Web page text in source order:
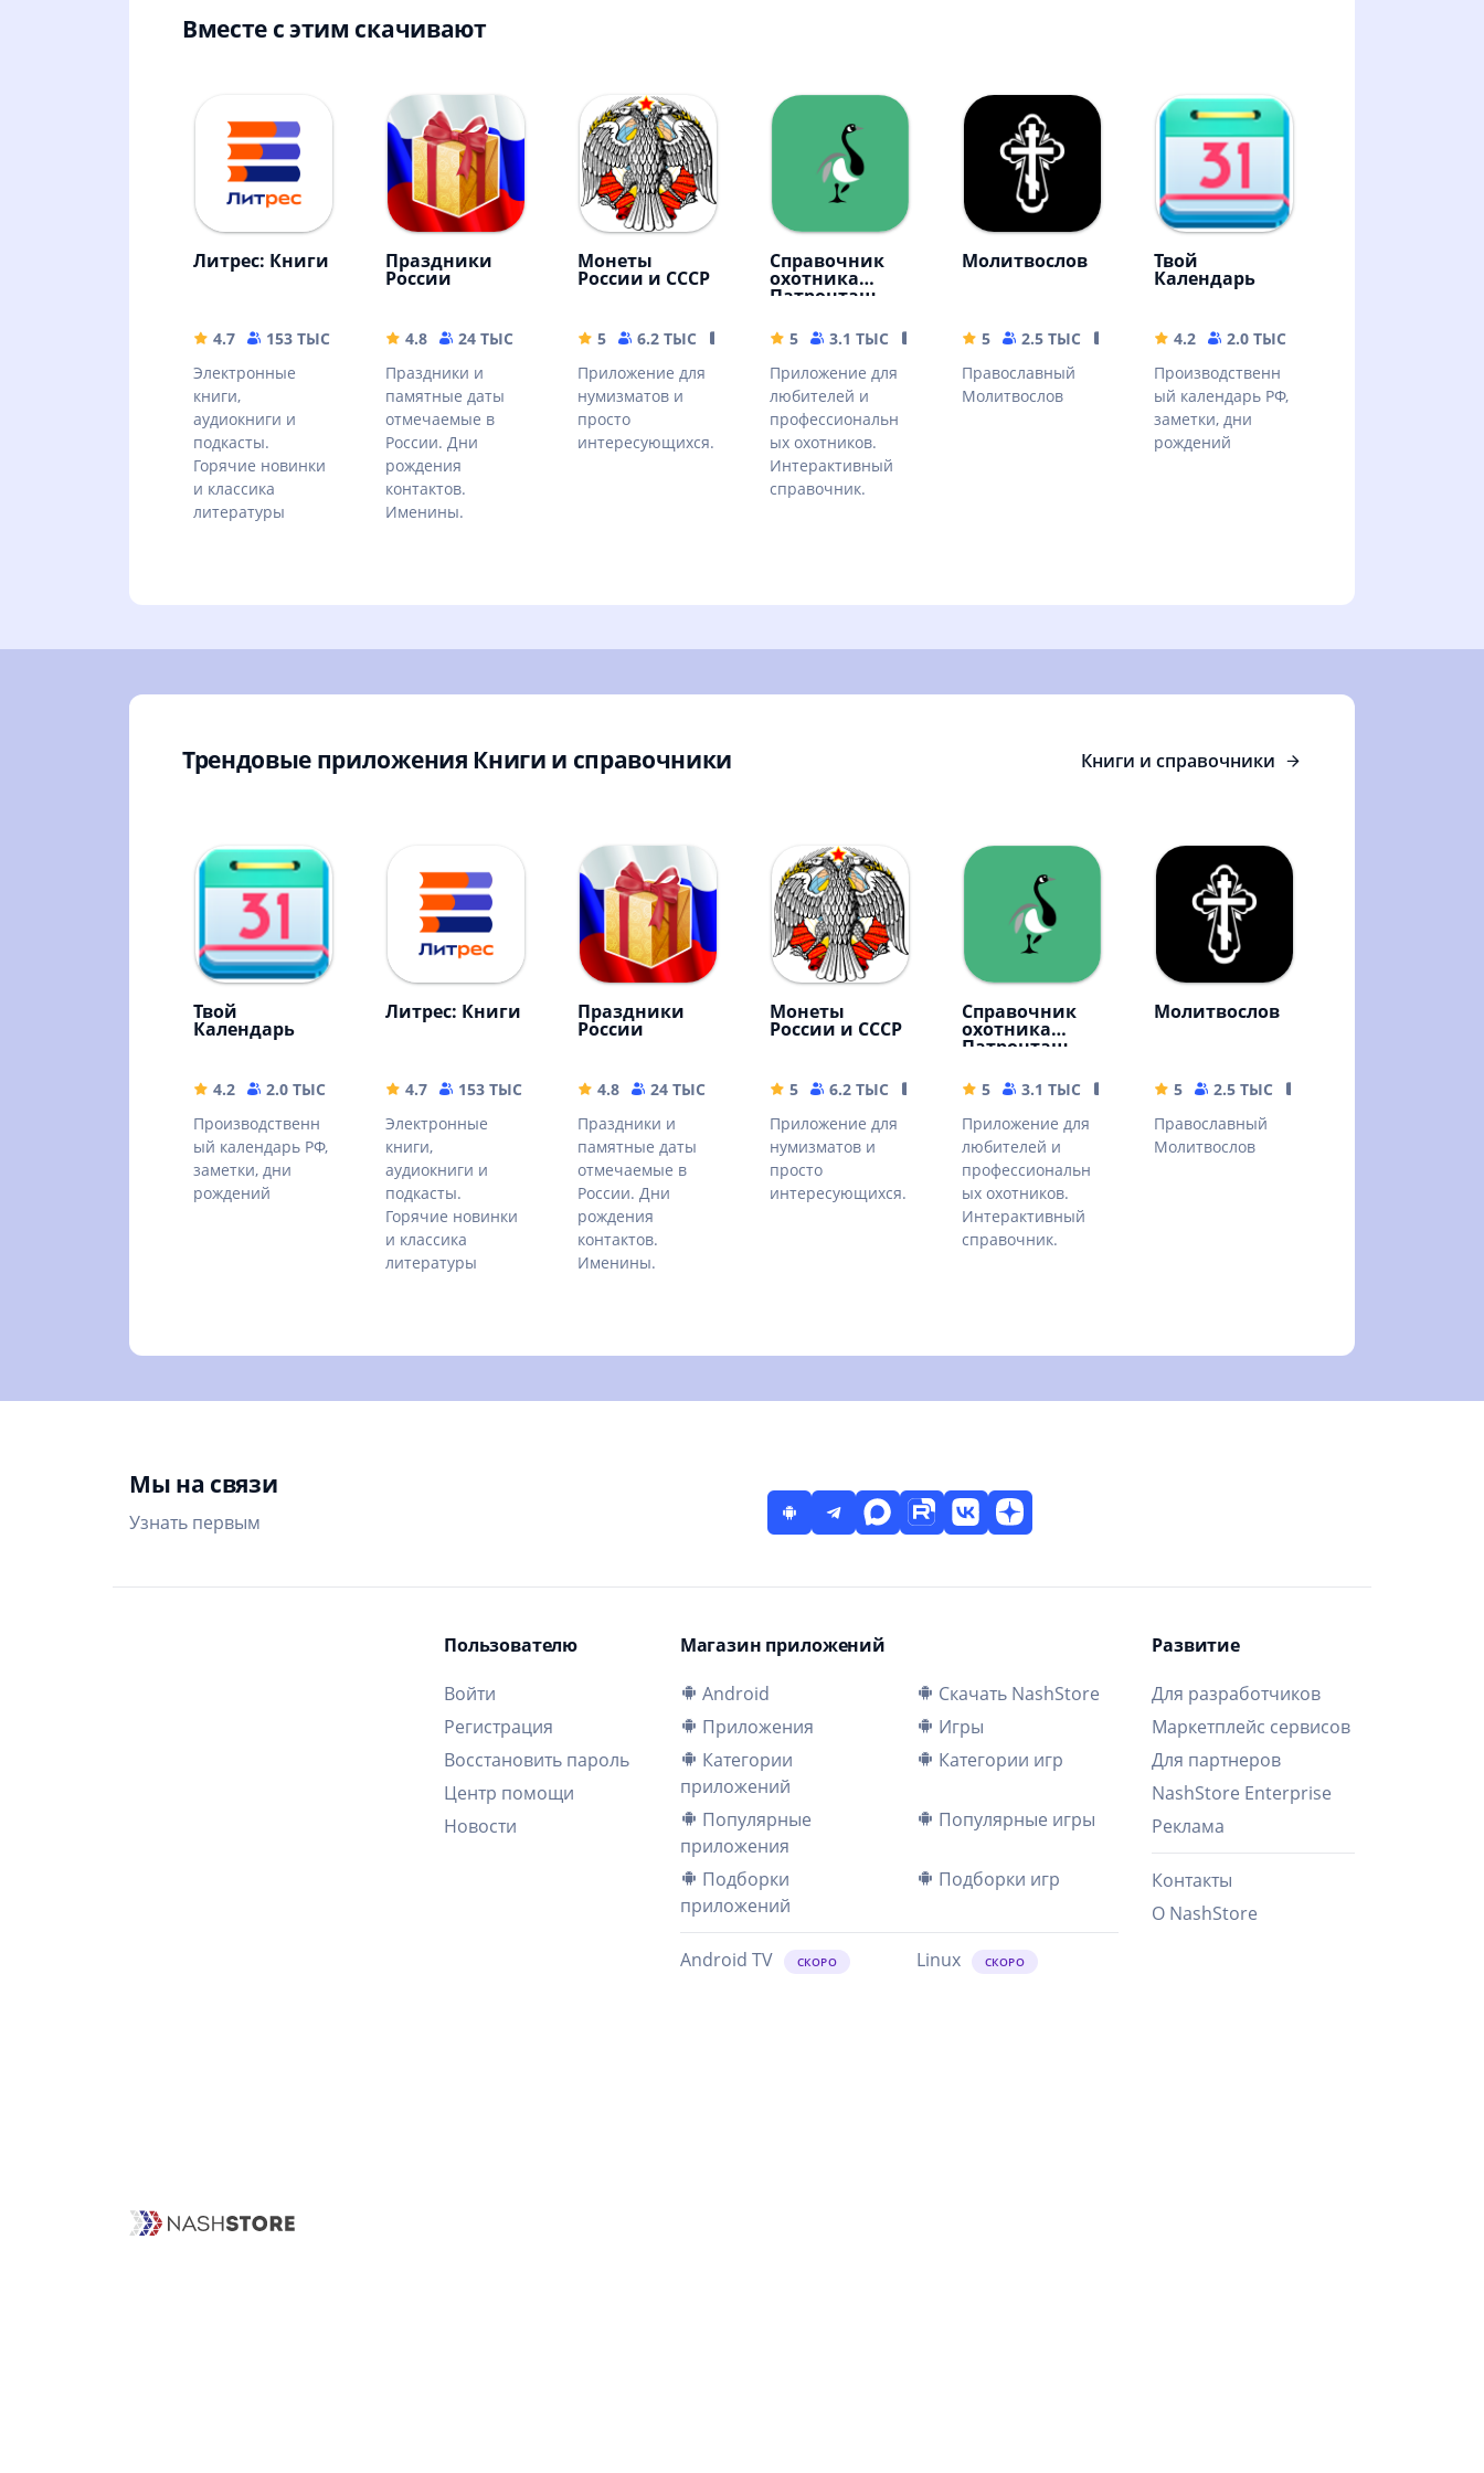
Вместе с этим скачивают
Литрес: Книги
4.7 153 ТЫС
72.02 MB
Электронные
книги,
аудиокниги и
подкасты.
Горячие новинки
и классика
литературы
Праздники
России
4.8 24 ТЫС
93.29 MB
Праздники и
памятные даты
отмечаемые в
России. Дни
рождения
контактов.
Именины.
Монеты
России и СССР
5 6.2 ТЫС
55 MB
Приложение для
нумизматов и
просто
интересующихся.
Справочник
охотника
Патронташ
5 3.1 ТЫС
59.28 MB
Приложение для
любителей и
профессиональн
ых охотников.
Интерактивный
справочник.
Молитвослов
5 2.5 ТЫС
441.95 MB
Православный
Молитвослов
Твой
Календарь
4.2 2.0 ТЫС
Производственн
ый календарь РФ,
заметки, дни
рождений
Трендовые приложения Книги и справочники Книги и справочники
Твой
Календарь
4.2 2.0 ТЫС
5.14 MB
Производственн
ый календарь РФ,
заметки, дни
рождений
Литрес: Книги
4.7 153 ТЫС
72.02 MB
Электронные
книги,
аудиокниги и
подкасты.
Горячие новинки
и классика
литературы
Праздники
России
4.8 24 ТЫС
93.29 MB
Праздники и
памятные даты
отмечаемые в
России. Дни
рождения
контактов.
Именины.
Монеты
России и СССР
5 6.2 ТЫС
55 MB
Приложение для
нумизматов и
просто
интересующихся.
Справочник
охотника
Патронташ
5 3.1 ТЫС
59.28 MB
Приложение для
любителей и
профессиональн
ых охотников.
Интерактивный
справочник.
Молитвослов
5 2.5 ТЫС
Православный
Молитвослов
Мы на связи
Узнать первым
Пользователю
Войти
Регистрация
Восстановить пароль
Центр помощи
Новости
Магазин приложений
Android
Скачать NashStore
Приложения
Игры
Категории
приложений
Категории игр
Популярные
приложения
Популярные игры
Подборки
приложений
Подборки игр
Android TV СКОРО Linux СКОРО
Развитие
Для разработчиков
Маркетплейс сервисов
Для партнеров
NashStore Enterprise
Реклама
Контакты
О NashStore